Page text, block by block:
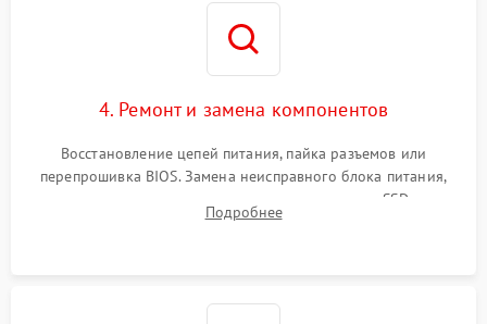
4. Ремонт и замена компонентов
Восстановление цепей питания, пайка разъемов или
перепрошивка BIOS. Замена неисправного блока питания,
видеокарты, процессора или установка нового SSD для
восстановления и повышения скорости работы системы.
Подробнее